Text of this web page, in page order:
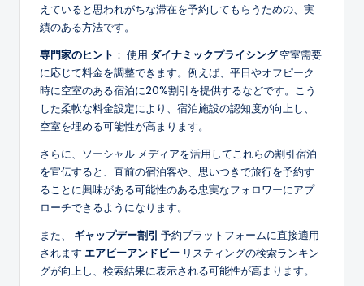
えていると思われがちな滞在を予約してもらうための、実
績のある方法です。
専門家のヒント ： 使用 ダイナミックプライシング空室需要
に応じて料金を調整できます。例えば、平日やオフピーク
時に空室のある宿泊に20%割引を提供するなどです。こう
した柔軟な料金設定により、宿泊施設の認知度が向上し、
空室を埋める可能性が高まります。
さらに、ソーシャル メディアを活用してこれらの割引宿泊
を宣伝すると、直前の宿泊客や、思いつきで旅行を予約す
ることに興味がある可能性のある忠実なフォロワーにアプ
ローチできるようになります。
また、 ギャップデー割引 予約プラットフォームに直接適用
されます エアビーアンドビー リスティングの検索ランキン
グが向上し、検索結果に表示される可能性が高まります。